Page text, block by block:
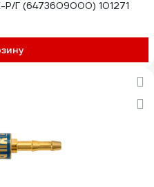
Г (6473609000) 101271